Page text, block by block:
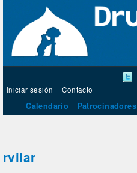
Iniciar sesión Contacto
Calendario Patrocinadores
rvilar